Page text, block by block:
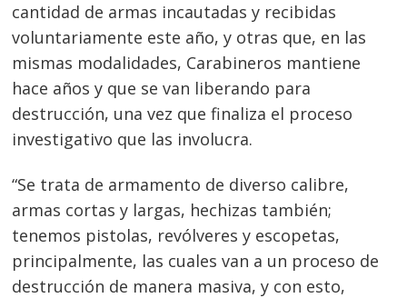
cantidad de armas incautadas y recibidas
voluntariamente este año, y otras que, en las
mismas modalidades, Carabineros mantiene
hace años y que se van liberando para
destrucción, una vez que finaliza el proceso
investigativo que las involucra.
“Se trata de armamento de diverso calibre,
armas cortas y largas, hechizas también;
tenemos pistolas, revólveres y escopetas,
principalmente, las cuales van a un proceso de
destrucción de manera masiva, y con esto,